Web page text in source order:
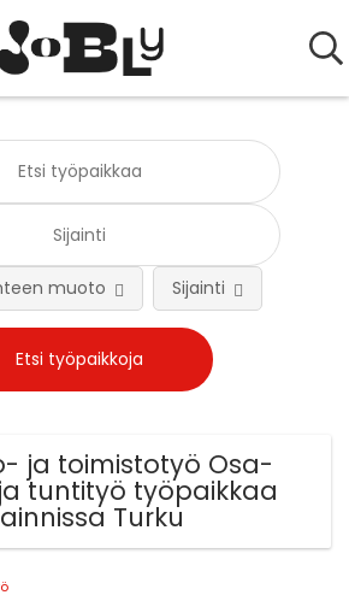
muoto Sijainti
ja toimistotyö Osa-
tuntityö työpaikkaa
Turku